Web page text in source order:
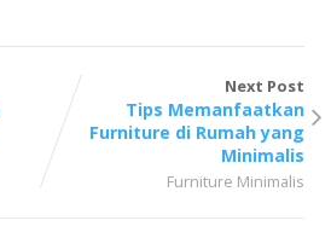
Next Post
Tips Memanfaatkan
Furniture di Rumah yang
Minimalis
Furniture Minimalis